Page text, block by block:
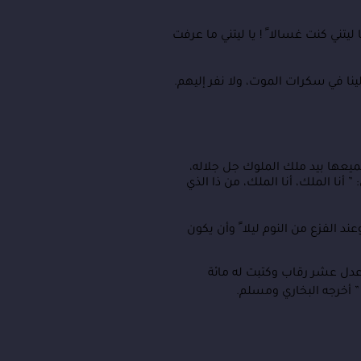
كنت غسالا ً ! يا ليتني ما عرفت
في سكرات الموت، ولا نفر إليهم.
بيد ملك الملوك جل جلاله،
الملك، أنا الملك، من ذا الذي
الفزع من النوم ليلا ً وأن يكون
عدل عشر رقاب وكتبت له مائة
أخرجه البخاري ومسلم.